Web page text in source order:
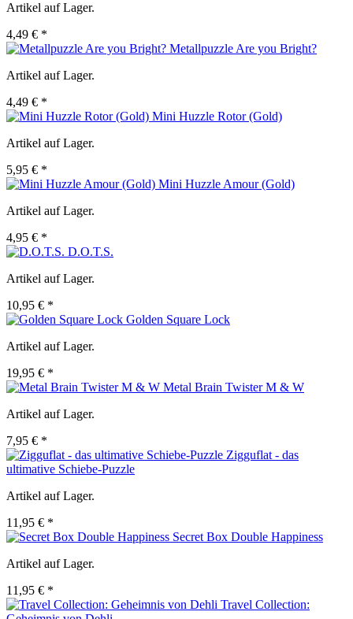
Artikel auf Lager.
4,49 € *
Metallpuzzle Are you Bright?
Artikel auf Lager.
4,49 € *
Mini Huzzle Rotor (Gold)
Artikel auf Lager.
5,95 € *
Mini Huzzle Amour (Gold)
Artikel auf Lager.
4,95 € *
D.O.T.S.
Artikel auf Lager.
10,95 € *
Golden Square Lock
Artikel auf Lager.
19,95 € *
Metal Brain Twister M & W
Artikel auf Lager.
7,95 € *
Zigguflat - das
ultimative Schiebe-Puzzle
Artikel auf Lager.
11,95 € *
Secret Box Double Happiness
Artikel auf Lager.
11,95 € *
Travel Collection: